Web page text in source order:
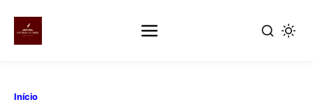
Início